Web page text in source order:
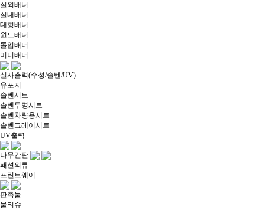
실외배너
실내배너
대형배너
윈드배너
롤업배너
미니배너
실사출력(수성/솔벤/UV)
유포지
솔벤시트
솔벤투명시트
솔벤차량용시트
솔벤그레이시트
UV출력
나무간판
패션의류
프린트웨어
판촉물
물티슈